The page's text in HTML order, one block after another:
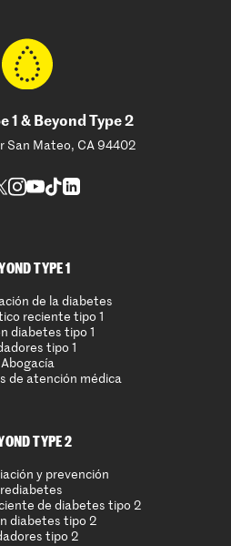
1 & Beyond Type 2
San Mateo, CA 94402
TYPE 1
de la diabetes
reciente tipo 1
diabetes tipo 1
tipo 1
Abogacía
de atención médica
TYPE 2
y prevención
de diabetes tipo 2
diabetes tipo 2
tipo 2